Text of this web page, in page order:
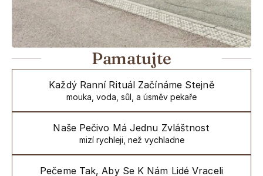
Pamatujte
Každý Ranní Rituál Začínáme Stejně
mouka, voda, sůl, a úsměv pekaře
Naše Pečivo Má Jednu Zvláštnost
mizí rychleji, než vychladne
Pečeme Tak, Aby Se K Nám Lidé Vraceli